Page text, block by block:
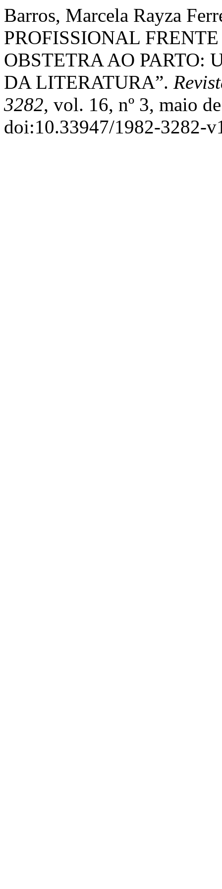
Barros, Marcela Rayza
PROFISSIONAL
OBSTETRA AO PARTO:
DA LITERATURA”.
3282, vol. 16, nº 3, maio
doi:10.33947/1982-3282-